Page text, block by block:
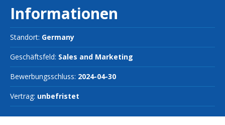
Informationen
Standort: Germany
Geschäftsfeld: Sales and Marketing
Bewerbungsschluss: 2024-04-30
Vertrag: unbefristet